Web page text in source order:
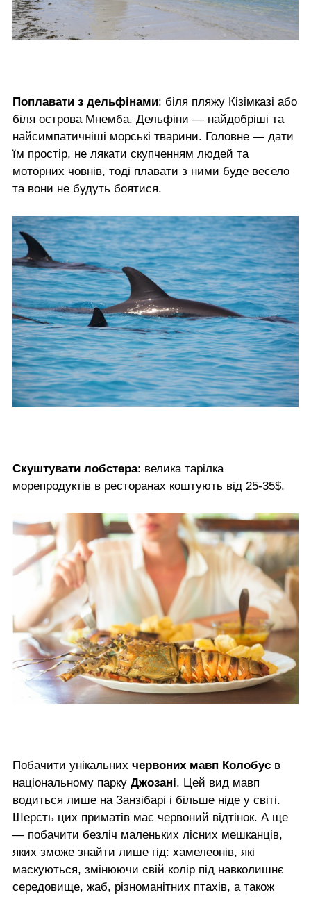
Поплавати з дельфінами: біля пляжу Кізімказі або
біля острова Мнемба. Дельфіни — найдобріші та
найсимпатичніші морські тварини. Головне — дати
їм простір, не лякати скупченням людей та
моторних човнів, тоді плавати з ними буде весело
та вони не будуть боятися.
Скуштувати лобстера: велика тарілка
морепродуктів в ресторанах коштують від 25-35$.
Побачити унікальних червоних мавп Колобус в
національному парку Джозані. Цей вид мавп
водиться лише на Занзібарі і більше ніде у світі.
Шерсть цих приматів має червоний відтінок. А ще
— побачити безліч маленьких лісних мешканців,
яких зможе знайти лише гід: хамелеонів, які
маскуються, змінюючи свій колір під навколишнє
середовище, жаб, різноманітних птахів, а також